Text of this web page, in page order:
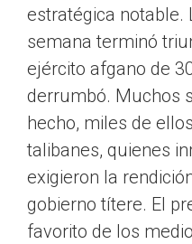
estratégica notable.
semana terminó
ejército afgano de
derrumbó. Muchos
hecho, miles de
talibanes, quienes
exigieron la
gobierno títere. El
favorito de los